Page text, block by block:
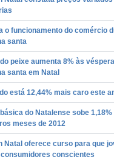
o funcionamento do comércio
santa
peixe aumenta 8% às
santa em Natal
está 12,44% mais caro este
do Natalense sobe 1,18%
meses de 2012
Natal oferece curso para que
conscientes